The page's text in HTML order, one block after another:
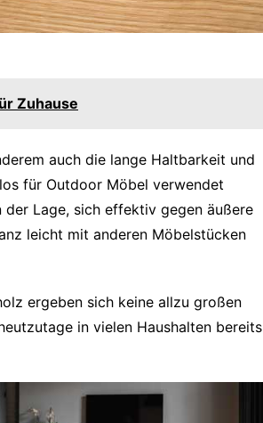
Zuhause
auch die lange Haltbarkeit und
für Outdoor Möbel verwendet
Lage, sich effektiv gegen äußere
leicht mit anderen Möbelstücken
ergeben sich keine allzu großen
in vielen Haushalten bereits